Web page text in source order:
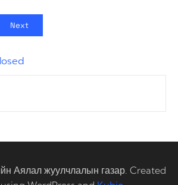
Next
Аялал жуулчлалын газар. Created